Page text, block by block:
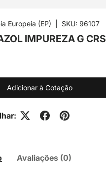
Europeia (EP) SKU: 96107
IMPUREZA G CRS
Adicionar à Cotação
Avaliações (0)